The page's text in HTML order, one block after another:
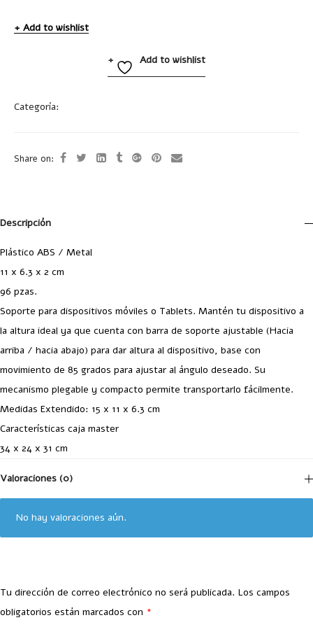
Add to wishlist
Add to wishlist
Categoría:
Share on:
Descripción
Plástico ABS / Metal
11 x 6.3 x 2 cm
96 pzas.
Soporte para dispositivos móviles o Tablets. Mantén tu dispositivo a
la altura ideal ya que cuenta con barra de soporte ajustable (Hacia
arriba / hacia abajo) para dar altura al dispositivo, base con
movimiento de 85 grados para ajustar al ángulo deseado. Su
mecanismo plegable y compacto permite transportarlo fácilmente.
Medidas Extendido: 15 x 11 x 6.3 cm
Características caja master
34 x 24 x 31 cm
Valoraciones (0)
No hay valoraciones aún.
Tu dirección de correo electrónico no será publicada. Los campos
obligatorios están marcados con *